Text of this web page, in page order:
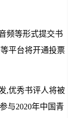
频等形式提交书
平台将开通投票
,优秀书评人将被
与2020年中国青